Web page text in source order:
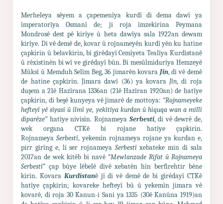
Merheleya sêyem a çapemenîya kurdî di dema dawî ya
împeratorîya Osmanî de; ji roja îmzekirina Peymana
Mondrosê dest pê kirîye û heta dawîya sala 1922an dewam
kirîye. Di vê demê de, kovar û rojnameyên kurdî yên ku hatine
çapkirin û belavkirin, bi girêdayî Cemîyeta Tealîya Kurdistanê
û rêxistinên bi wî ve girêdayî bûn. Bi mesûlmidurîya Hemzeyê
Mûksî û Memduh Selîm Beg, 36 jimarên kovara Jîn, di vê demê
de hatine çapkirin. Jimara dawî (36) ya kovara Jîn, di roja
duşem a 21ê Hazîrana 1336an (21ê Hazîran 1920an) de hatîye
çapkirin, di beşê kunyeya vê jimarê de mottoya: “Rojnameyeke
hefteyî yê sîyasî û îlmî ye, yekîtîya kurdan û hiquqa wan a millî
diparêze”hatîye nivisîn. Rojnameya Serbestî, di vê dewrê de,
wek organa CTKê bi rojane hatîye çapkirin.
RojnameyaSerbestî, yekemîn rojnameya rojane ya kurdan e,
pirr girîng e, li ser rojnameya Serbestîxebateke min di sala
2017an de wek kitêb bi navê “Mewlanzade Rifat û Rojnameya
Serbestî” çap bûye lêbelê divê xebatên hîn berfirehtir bêne
kirin. Kovara Kurdistanê jî di vê demê de bi girêdayî CTKê
hatîye çapkirin; kovareke hefteyî bû û yekemîn jimara vê
kovarê, di roja 30 Kanun-i Sani ya 1335 (30ê Kanûna 1919)an